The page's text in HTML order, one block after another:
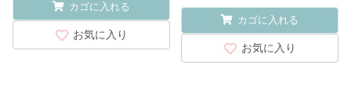
カゴに入れる
お気に入り
カゴに入れる
お気に入り